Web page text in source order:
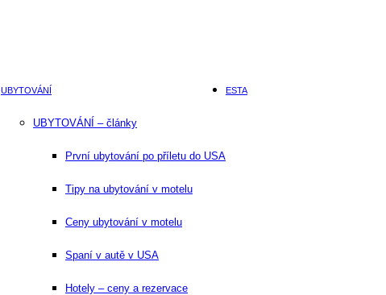
UBYTOVÁNÍ
UBYTOVÁNÍ – články
První ubytování po příletu do USA
Tipy na ubytování v motelu
Ceny ubytování v motelu
Spaní v autě v USA
Hotely – ceny a rezervace
ESTA